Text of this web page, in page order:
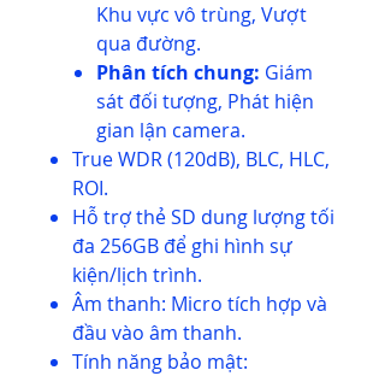
Khu vực vô trùng, Vượt
qua đường.
Phân tích chung: Giám
sát đối tượng, Phát hiện
gian lận camera.
True WDR (120dB), BLC, HLC,
ROI.
Hỗ trợ thẻ SD dung lượng tối
đa 256GB để ghi hình sự
kiện/lịch trình.
Âm thanh: Micro tích hợp và
đầu vào âm thanh.
Tính năng bảo mật: